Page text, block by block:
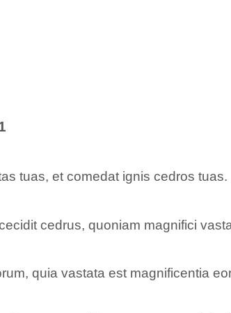
tuas, et comedat ignis cedros tuas.
cedrus, quoniam magnifici
quia vastata est magnificentia